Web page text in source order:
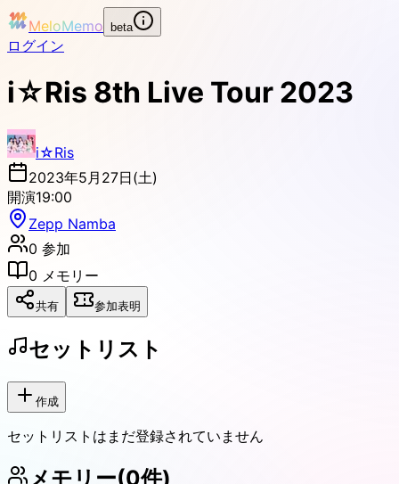
MeloMemo beta
ログイン
i☆Ris 8th Live Tour 2023
i☆Ris
2023年5月27日(土)
開演19:00
Zepp Namba
0 参加
0 メモリー
共有 参加表明
セットリスト
作成
セットリストはまだ登録されていません
メモリー(0件)